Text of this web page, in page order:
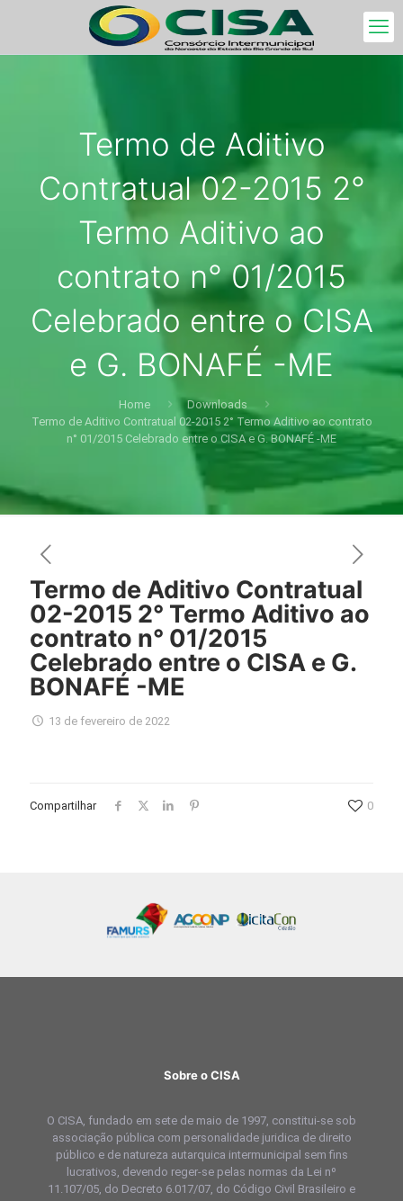
Termo de Aditivo
Contratual 02-2015 2°
Termo Aditivo ao
contrato n° 01/2015
Celebrado entre o CISA
e G. BONAFÉ -ME
Home
Downloads
Termo de Aditivo Contratual 02-2015 2° Termo Aditivo ao contrato
n° 01/2015 Celebrado entre o CISA e G. BONAFÉ -ME
Termo de Aditivo Contratual
02-2015 2° Termo Aditivo ao
contrato n° 01/2015
Celebrado entre o CISA e G.
BONAFÉ -ME
13 de fevereiro de 2022
Compartilhar 0
Sobre o CISA
O CISA, fundado em sete de maio de 1997, constitui-se sob
associação pública com personalidade juridica de direito
público e de natureza autarquica intermunicipal sem fins
lucrativos, devendo reger-se pelas normas da Lei nº
11.107/05, do Decreto 6.017/07, do Código Civil Brasileiro e